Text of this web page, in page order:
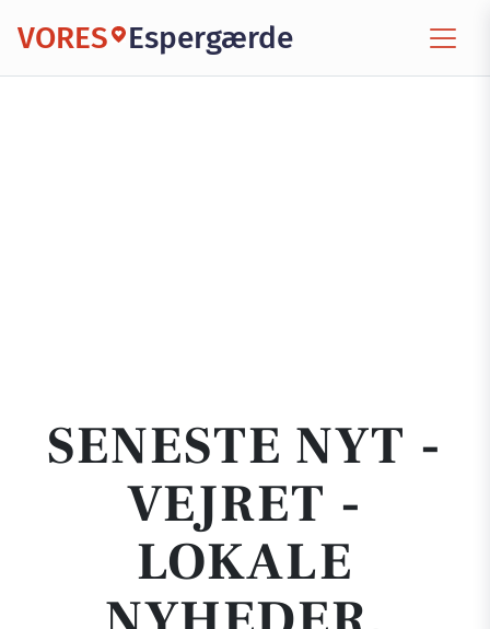
VORES Espergærde
SENESTE NYT -
VEJRET -
LOKALE